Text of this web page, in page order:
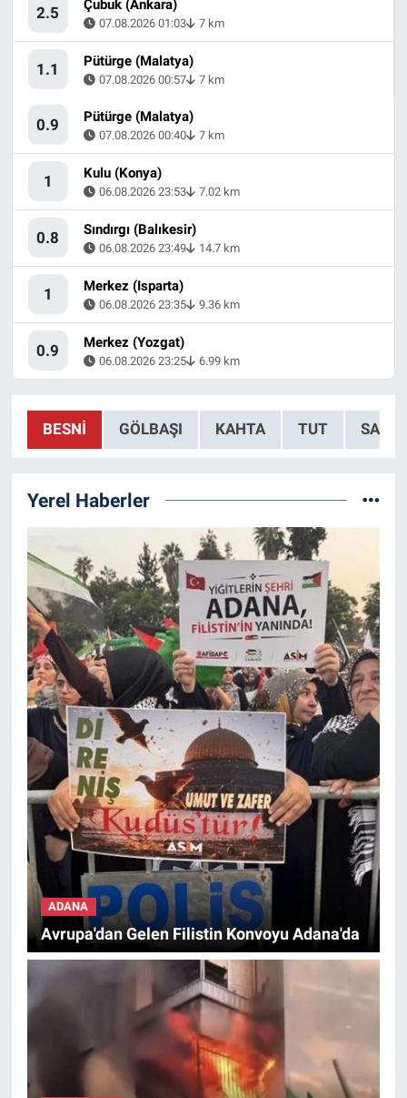
2.5 Çubuk (Ankara)
07.08.2026 01:03 7 km
1.1 Pütürge (Malatya)
07.08.2026 00:57 7 km
0.9 Pütürge (Malatya)
07.08.2026 00:40 7 km
1 Kulu (Konya)
06.08.2026 23:53 7.02 km
0.8 Sındırgı (Balıkesir)
06.08.2026 23:49 14.7 km
1 Merkez (Isparta)
06.08.2026 23:35 9.36 km
0.9 Merkez (Yozgat)
06.08.2026 23:25 6.99 km
BESNI GÖLBAŞI KAHTA TUT
Yerel Haberler
ADANA
Avrupa'dan Gelen Filistin Konvoyu Adana'da